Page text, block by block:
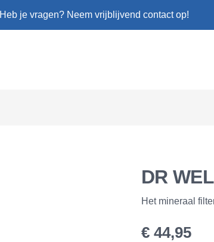
Heb je vragen? Neem vrijblijvend contact op!
DR
Het mineraal
€ 44,95